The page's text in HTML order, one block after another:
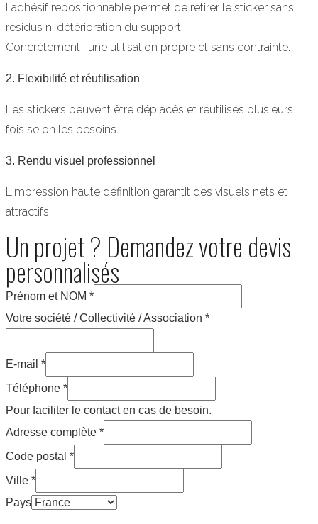
L’adhésif repositionnable permet de retirer le sticker sans
résidus ni détérioration du support.
Concrètement : une utilisation propre et sans contrainte.
2. Flexibilité et réutilisation
Les stickers peuvent être déplacés et réutilisés plusieurs
fois selon les besoins.
3. Rendu visuel professionnel
L’impression haute définition garantit des visuels nets et
attractifs.
Un projet ? Demandez votre devis
personnalisés
Prénom et NOM *
Votre société / Collectivité / Association *
E-mail *
Téléphone *
Pour faciliter le contact en cas de besoin.
Adresse complète *
Code postal *
Ville *
Pays